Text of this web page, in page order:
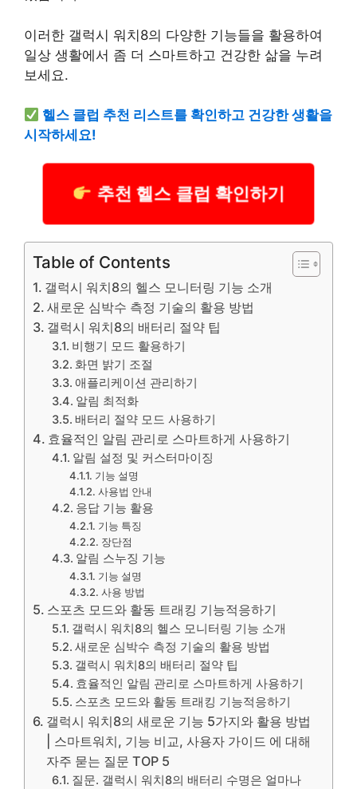
이러한 갤럭시 워치8의 다양한 기능들을 활용하여
일상 생활에서 좀 더 스마트하고 건강한 삶을 누려
보세요.
헬스 클럽 추천 리스트를 확인하고 건강한 생활을
시작하세요!
추천 헬스 클럽 확인하기
Table of Contents
갤럭시 워치8의 헬스 모니터링 기능 소개
새로운 심박수 측정 기술의 활용 방법
갤럭시 워치8의 배터리 절약 팁
비행기 모드 활용하기
화면 밝기 조절
애플리케이션 관리하기
알림 최적화
배터리 절약 모드 사용하기
효율적인 알림 관리로 스마트하게 사용하기
알림 설정 및 커스터마이징
기능 설명
사용법 안내
응답 기능 활용
기능 특징
장단점
알림 스누징 기능
기능 설명
사용 방법
스포츠 모드와 활동 트래킹 기능적응하기
갤럭시 워치8의 헬스 모니터링 기능 소개
새로운 심박수 측정 기술의 활용 방법
갤럭시 워치8의 배터리 절약 팁
효율적인 알림 관리로 스마트하게 사용하기
스포츠 모드와 활동 트래킹 기능적응하기
갤럭시 워치8의 새로운 기능 5가지와 활용 방법
| 스마트워치, 기능 비교, 사용자 가이드 에 대해
자주 묻는 질문 TOP 5
질문. 갤럭시 워치8의 배터리 수명은 얼마나